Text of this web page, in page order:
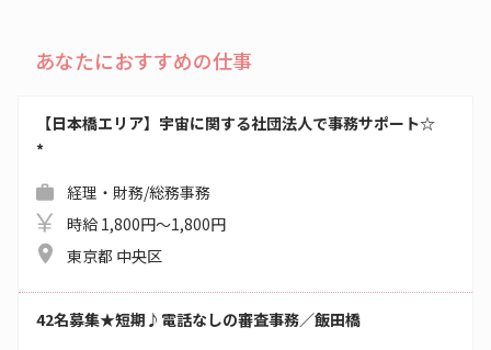
あなたにおすすめの仕事
【日本橋エリア】宇宙に関する社団法人で事務サポート☆
*
経理・財務/総務事務
時給 1,800円～1,800円
東京都 中央区
42名募集★短期♪電話なしの審査事務／飯田橋